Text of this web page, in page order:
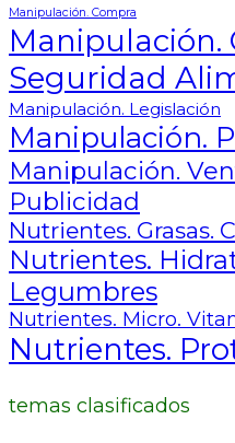
Manipulación. Compra
Manipulación.
Seguridad
Manipulación. Legislación
Manipulación.
Manipulación.
Publicidad
Nutrientes. Grasas.
Nutrientes.
Legumbres
Nutrientes. Micro.
Nutrientes.
temas clasificados